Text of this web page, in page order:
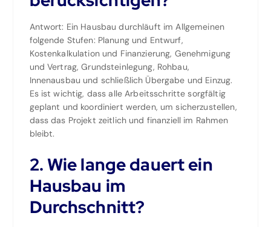
Antwort: Ein Hausbau durchläuft im Allgemeinen
folgende Stufen: Planung und Entwurf,
Kostenkalkulation und Finanzierung, Genehmigung
und Vertrag, Grundsteinlegung, Rohbau,
Innenausbau und schließlich Übergabe und Einzug.
Es ist wichtig, dass alle Arbeitsschritte sorgfältig
geplant und koordiniert werden, um sicherzustellen,
dass das Projekt zeitlich und finanziell im Rahmen
bleibt.
2. Wie lange dauert ein
Hausbau im
Durchschnitt?